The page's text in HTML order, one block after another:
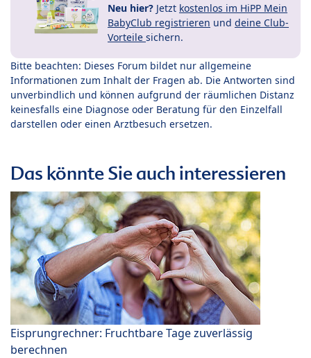
Neu hier? Jetzt kostenlos im HiPP Mein
BabyClub registrieren und deine Club-
Vorteile sichern.
Bitte beachten: Dieses Forum bildet nur allgemeine
Informationen zum Inhalt der Fragen ab. Die Antworten sind
unverbindlich und können aufgrund der räumlichen Distanz
keinesfalls eine Diagnose oder Beratung für den Einzelfall
darstellen oder einen Arztbesuch ersetzen.
Das könnte Sie auch interessieren
Eisprungrechner: Fruchtbare Tage zuverlässig
berechnen